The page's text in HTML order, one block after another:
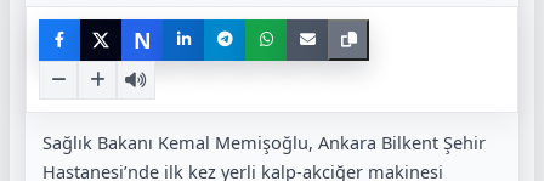
N
Sağlık Bakanı Kemal Memişoğlu, Ankara Bilkent Şehir
Hastanesi’nde ilk kez yerli kalp-akciğer makinesi